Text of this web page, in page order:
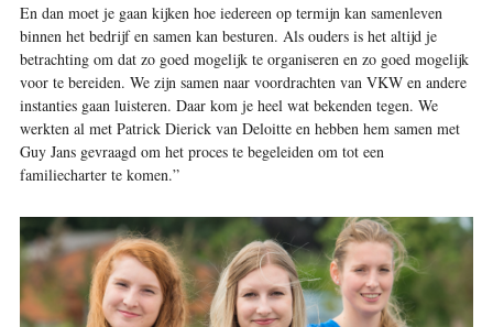
En dan moet je gaan kijken hoe iedereen op termijn kan samenleven
binnen het bedrijf en samen kan besturen. Als ouders is het altijd je
betrachting om dat zo goed mogelijk te organiseren en zo goed mogelijk
voor te bereiden. We zijn samen naar voordrachten van VKW en andere
instanties gaan luisteren. Daar kom je heel wat bekenden tegen. We
werkten al met Patrick Dierick van Deloitte en hebben hem samen met
Guy Jans gevraagd om het proces te begeleiden om tot een
familiecharter te komen.”